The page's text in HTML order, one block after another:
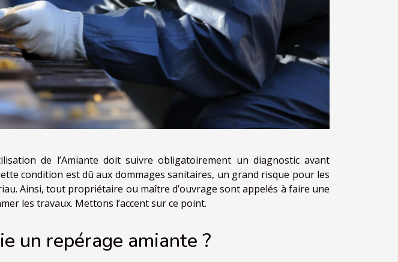
de l’Amiante doit suivre obligatoirement un diagnostic avant
condition est dû aux dommages sanitaires, un grand risque pour les
Ainsi, tout propriétaire ou maître d’ouvrage sont appelés à faire une
les travaux. Mettons l’accent sur ce point.
un repérage amiante ?